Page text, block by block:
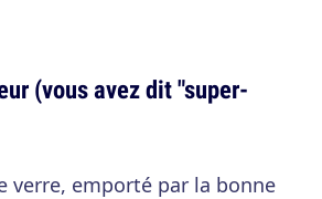
(vous avez dit "super-
verre, emporté par la bonne